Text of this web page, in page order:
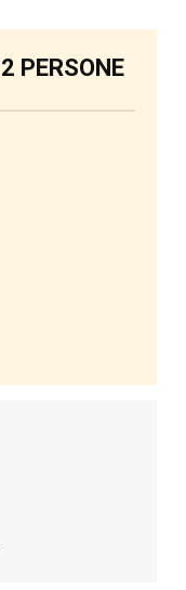
2 PERSONE